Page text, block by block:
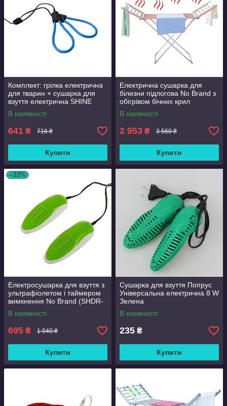
Комплект: грілка електрична
для тварин + сушарка для
взуття електрична SHINE
В наявності
641 ₴ 716 ₴
Купити
Електрична сушарка для
білизни підлогова No Brand з
обігрівом бічних крил
В наявності
2 953 ₴ 3 560 ₴
Купити
–33%
Електросушарка для взуття з
ультрафіолетом і таймером
вимкнення No Brand (SHDR-
788)
В наявності
695 ₴ 1 040 ₴
Купити
Сушарка для взуття Попрус
Універсальна електрична 8 W
Зелена
В наявності
235 ₴
Купити